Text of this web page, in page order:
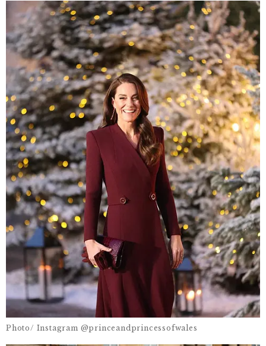
Photo/ Instagram @princeandprincessofwales